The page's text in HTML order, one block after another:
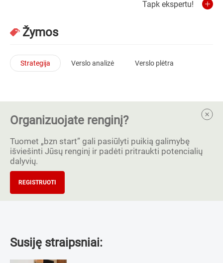
Tapk ekspertu!
Žymos
Strategija Verslo analizė Verslo plėtra
Organizuojate renginį?
Tuomet „bzn start” gali pasiūlyti puikią galimybę
išviešinti Jūsų renginį ir padėti pritraukti potencialių
dalyvių.
REGISTRUOTI
Susiję straipsniai: